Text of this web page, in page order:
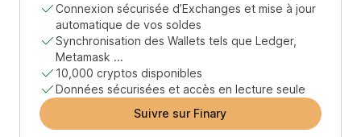
Connexion sécurisée d’Exchanges et mise à jour
automatique de vos soldes
Synchronisation des Wallets tels que Ledger,
Metamask ...
10,000 cryptos disponibles
Données sécurisées et accès en lecture seule
Suivre sur Finary